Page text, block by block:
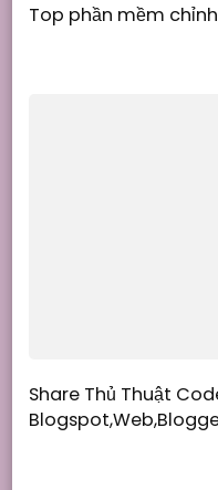
Top phần mềm
Share Thủ Thuật